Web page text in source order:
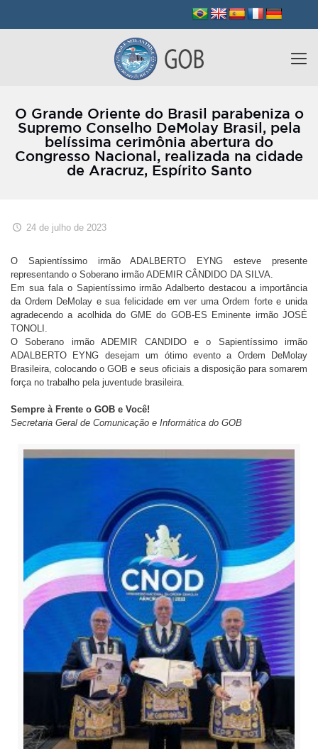
O Grande Oriente do Brasil parabeniza o
Supremo Conselho DeMolay Brasil, pela
belíssima cerimônia abertura do
Congresso Nacional, realizada na cidade
de Aracruz, Espírito Santo
24 de julho de 2023
O Sapientíssimo irmão ADALBERTO EYNG esteve presente
representando o Soberano irmão ADEMIR CÂNDIDO DA SILVA.
Em sua fala o Sapientíssimo irmão Adalberto destacou a importância
da Ordem DeMolay e sua felicidade em ver uma Ordem forte e unida
agradecendo a acolhida do GME do GOB-ES Eminente irmão JOSÉ
TONOLI.
O Soberano irmão ADEMIR CANDIDO e o Sapientíssimo irmão
ADALBERTO EYNG desejam um ótimo evento a Ordem DeMolay
Brasileira, colocando o GOB e seus oficiais a disposição para somarem
força no trabalho pela juventude brasileira.
Sempre à Frente o GOB e Você!
Secretaria Geral de Comunicação e Informática do GOB